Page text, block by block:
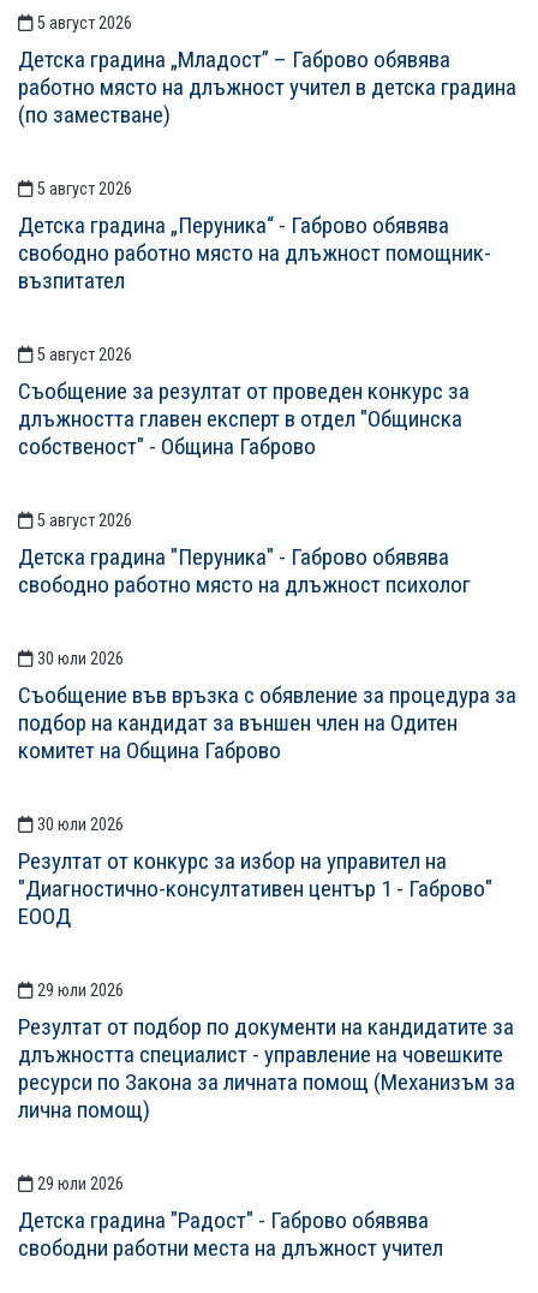
5 август 2026
Детска градина „Младост” – Габрово обявява
работно място на длъжност учител в детска градина
(по заместване)
5 август 2026
Детска градина „Перуника“ - Габрово обявява
свободно работно място на длъжност помощник-
възпитател
5 август 2026
Съобщение за резултат от проведен конкурс за
длъжността главен експерт в отдел "Общинска
собственост" - Община Габрово
5 август 2026
Детска градина "Перуника" - Габрово обявява
свободно работно място на длъжност психолог
30 юли 2026
Съобщение във връзка с обявление за процедура за
подбор на кандидат за външен член на Одитен
комитет на Община Габрово
30 юли 2026
Резултат от конкурс за избор на управител на
"Диагностично-консултативен център 1 - Габрово"
ЕООД
29 юли 2026
Резултат от подбор по документи на кандидатите за
длъжността специалист - управление на човешките
ресурси по Закона за личната помощ (Механизъм за
лична помощ)
29 юли 2026
Детска градина "Радост" - Габрово обявява
свободни работни места на длъжност учител